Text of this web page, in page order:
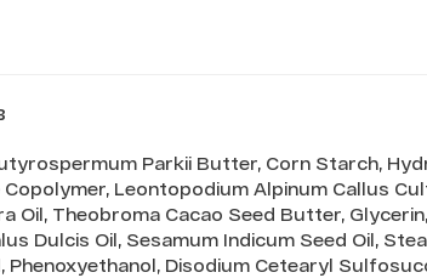
Parkii Butter, Corn Starch,
Leontopodium Alpinum Callus
Oil, Theobroma Cacao Seed Butter,
Dulcis Oil, Sesamum Indicum Seed Oil,
Phenoxyethanol, Disodium Cetearyl